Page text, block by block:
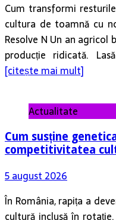
Cum transformi
cultura de toamnă cu
Resolve N Un an
producție ridicată.
[citește mai mult]
Actualitate
Cum susține
competitivitatea
5 august 2026
În România, rapița a
cultură inclusă în